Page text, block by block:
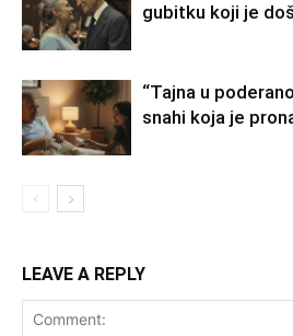
gubitku koji je
“Tajna u
snahi koja je
LEAVE A REPLY